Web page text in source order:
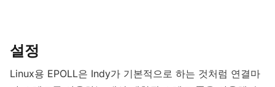
설정
Linux용 EPOLL은 Indy가 기본적으로 하는 것처럼 연결마